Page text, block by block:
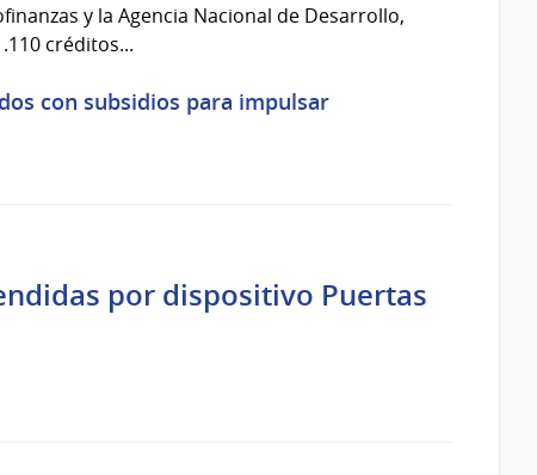
y la Agencia Nacional de Desarrollo,
créditos...
con subsidios para impulsar
por dispositivo Puertas